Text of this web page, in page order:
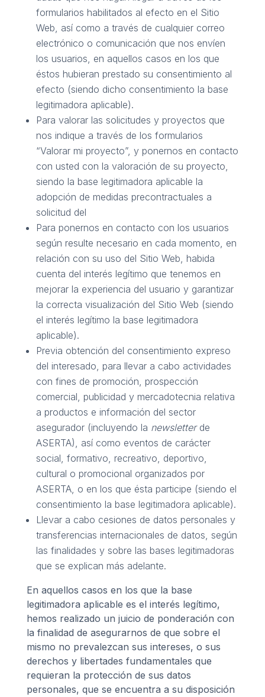
formularios habilitados al efecto en el Sitio
Web, así como a través de cualquier correo
electrónico o comunicación que nos envíen
los usuarios, en aquellos casos en los que
éstos hubieran prestado su consentimiento al
efecto (siendo dicho consentimiento la base
legitimadora aplicable).
Para valorar las solicitudes y proyectos que
nos indique a través de los formularios
“Valorar mi proyecto”, y ponernos en contacto
con usted con la valoración de su proyecto,
siendo la base legitimadora aplicable la
adopción de medidas precontractuales a
solicitud del
Para ponernos en contacto con los usuarios
según resulte necesario en cada momento, en
relación con su uso del Sitio Web, habida
cuenta del interés legítimo que tenemos en
mejorar la experiencia del usuario y garantizar
la correcta visualización del Sitio Web (siendo
el interés legítimo la base legitimadora
aplicable).
Previa obtención del consentimiento expreso
del interesado, para llevar a cabo actividades
con fines de promoción, prospección
comercial, publicidad y mercadotecnia relativa
a productos e información del sector
asegurador (incluyendo la newsletter de
ASERTA), así como eventos de carácter
social, formativo, recreativo, deportivo,
cultural o promocional organizados por
ASERTA, o en los que ésta participe (siendo el
consentimiento la base legitimadora aplicable).
Llevar a cabo cesiones de datos personales y
transferencias internacionales de datos, según
las finalidades y sobre las bases legitimadoras
que se explican más adelante.
En aquellos casos en los que la base
legitimadora aplicable es el interés legítimo,
hemos realizado un juicio de ponderación con
la finalidad de asegurarnos de que sobre el
mismo no prevalezcan sus intereses, o sus
derechos y libertades fundamentales que
requieran la protección de sus datos
personales, que se encuentra a su disposición